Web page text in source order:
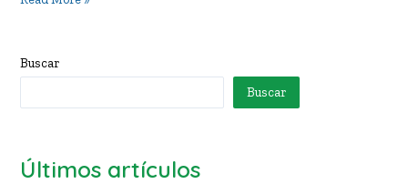
tenía
ansiedad
Buscar
Buscar
Últimos artículos